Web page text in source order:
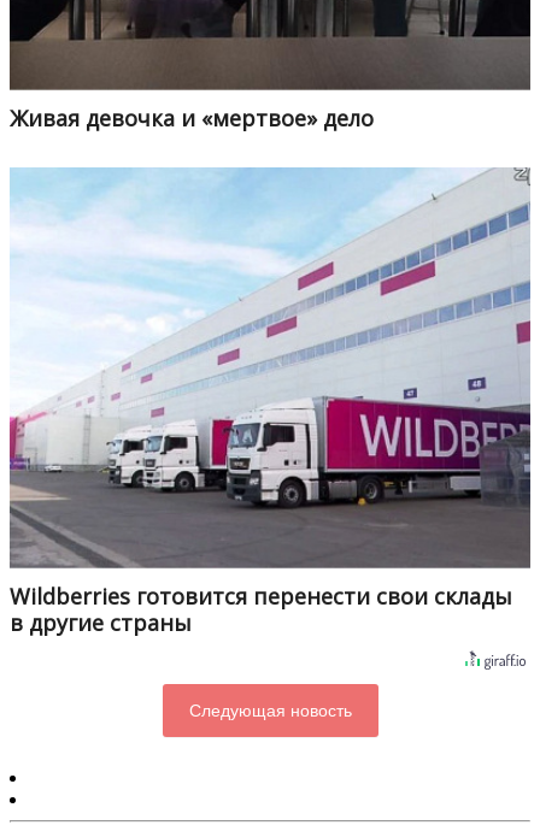
Живая девочка и «мертвое» дело
Wildberries готовится перенести свои склады
в другие страны
Следующая новость